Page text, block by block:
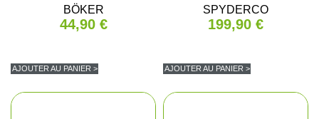
BÖKER
44,90 €
AJOUTER AU PANIER >
SPYDERCO
199,90 €
AJOUTER AU PANIER >